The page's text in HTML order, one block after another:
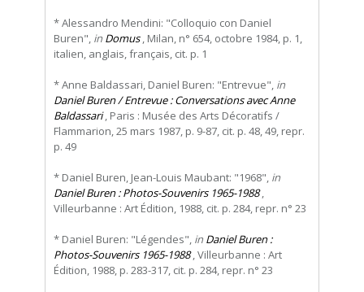
* Alessandro Mendini: "Colloquio con Daniel
Buren", in Domus, Milan, n° 654, octobre 1984, p. 1,
italien, anglais, français, cit. p. 1
* Anne Baldassari, Daniel Buren: "Entrevue", in
Daniel Buren / Entrevue : Conversations avec Anne
Baldassari, Paris : Musée des Arts Décoratifs /
Flammarion, 25 mars 1987, p. 9-87, cit. p. 48, 49, repr.
p. 49
* Daniel Buren, Jean-Louis Maubant: "1968", in
Daniel Buren : Photos-Souvenirs 1965-1988,
Villeurbanne : Art Édition, 1988, cit. p. 284, repr. n° 23
* Daniel Buren: "Légendes", in Daniel Buren :
Photos-Souvenirs 1965-1988, Villeurbanne : Art
Édition, 1988, p. 283-317, cit. p. 284, repr. n° 23